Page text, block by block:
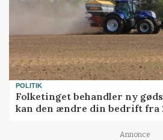
POLITIK
Folketinget behandler ny
kan den ændre din bedrift fra
Annonce